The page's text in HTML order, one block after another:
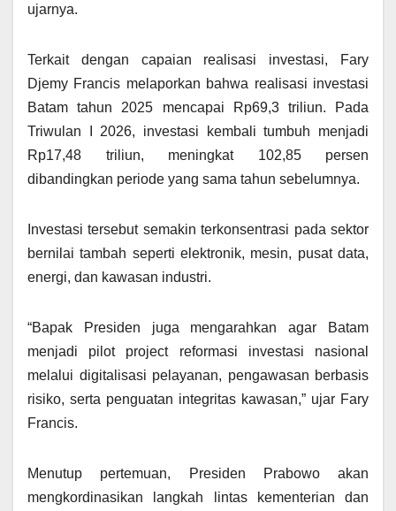
ujarnya.
Terkait dengan capaian realisasi investasi, Fary
Djemy Francis melaporkan bahwa realisasi investasi
Batam tahun 2025 mencapai Rp69,3 triliun. Pada
Triwulan I 2026, investasi kembali tumbuh menjadi
Rp17,48 triliun, meningkat 102,85 persen
dibandingkan periode yang sama tahun sebelumnya.
Investasi tersebut semakin terkonsentrasi pada sektor
bernilai tambah seperti elektronik, mesin, pusat data,
energi, dan kawasan industri.
“Bapak Presiden juga mengarahkan agar Batam
menjadi pilot project reformasi investasi nasional
melalui digitalisasi pelayanan, pengawasan berbasis
risiko, serta penguatan integritas kawasan,” ujar Fary
Francis.
Menutup pertemuan, Presiden Prabowo akan
mengkordinasikan langkah lintas kementerian dan